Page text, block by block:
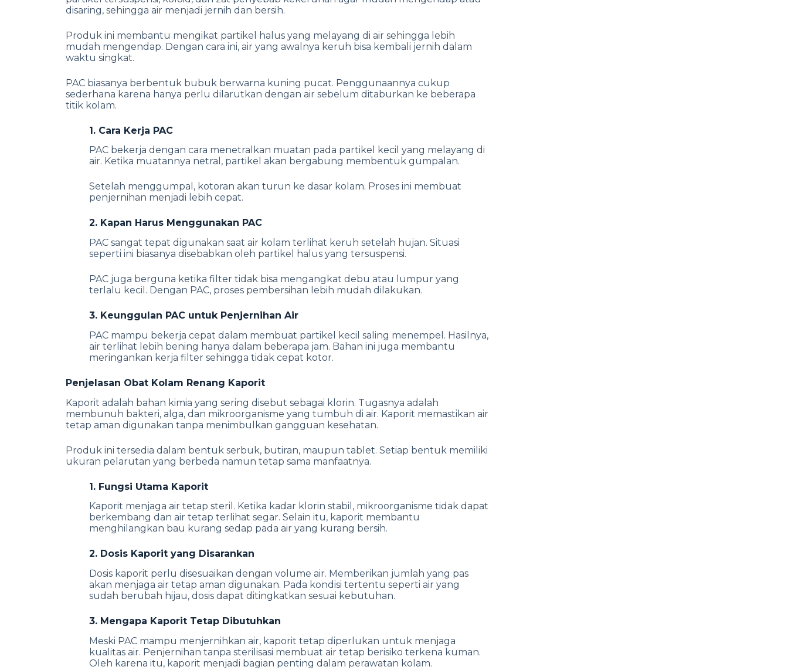
disaring, sehingga air menjadi jernih dan bersih.
Produk ini membantu mengikat partikel halus yang melayang di air sehingga lebih
mudah mengendap. Dengan cara ini, air yang awalnya keruh bisa kembali jernih dalam
waktu singkat.
PAC biasanya berbentuk bubuk berwarna kuning pucat. Penggunaannya cukup
sederhana karena hanya perlu dilarutkan dengan air sebelum ditaburkan ke beberapa
titik kolam.
1. Cara Kerja PAC
PAC bekerja dengan cara menetralkan muatan pada partikel kecil yang melayang di
air. Ketika muatannya netral, partikel akan bergabung membentuk gumpalan.
Setelah menggumpal, kotoran akan turun ke dasar kolam. Proses ini membuat
penjernihan menjadi lebih cepat.
2. Kapan Harus Menggunakan PAC
PAC sangat tepat digunakan saat air kolam terlihat keruh setelah hujan. Situasi
seperti ini biasanya disebabkan oleh partikel halus yang tersuspensi.
PAC juga berguna ketika filter tidak bisa mengangkat debu atau lumpur yang
terlalu kecil. Dengan PAC, proses pembersihan lebih mudah dilakukan.
3. Keunggulan PAC untuk Penjernihan Air
PAC mampu bekerja cepat dalam membuat partikel kecil saling menempel. Hasilnya,
air terlihat lebih bening hanya dalam beberapa jam. Bahan ini juga membantu
meringankan kerja filter sehingga tidak cepat kotor.
Penjelasan Obat Kolam Renang Kaporit
Kaporit adalah bahan kimia yang sering disebut sebagai klorin. Tugasnya adalah
membunuh bakteri, alga, dan mikroorganisme yang tumbuh di air. Kaporit memastikan air
tetap aman digunakan tanpa menimbulkan gangguan kesehatan.
Produk ini tersedia dalam bentuk serbuk, butiran, maupun tablet. Setiap bentuk memiliki
ukuran pelarutan yang berbeda namun tetap sama manfaatnya.
1. Fungsi Utama Kaporit
Kaporit menjaga air tetap steril. Ketika kadar klorin stabil, mikroorganisme tidak dapat
berkembang dan air tetap terlihat segar. Selain itu, kaporit membantu
menghilangkan bau kurang sedap pada air yang kurang bersih.
2. Dosis Kaporit yang Disarankan
Dosis kaporit perlu disesuaikan dengan volume air. Memberikan jumlah yang pas
akan menjaga air tetap aman digunakan. Pada kondisi tertentu seperti air yang
sudah berubah hijau, dosis dapat ditingkatkan sesuai kebutuhan.
3. Mengapa Kaporit Tetap Dibutuhkan
Meski PAC mampu menjernihkan air, kaporit tetap diperlukan untuk menjaga
kualitas air. Penjernihan tanpa sterilisasi membuat air tetap berisiko terkena kuman.
Oleh karena itu, kaporit menjadi bagian penting dalam perawatan kolam.